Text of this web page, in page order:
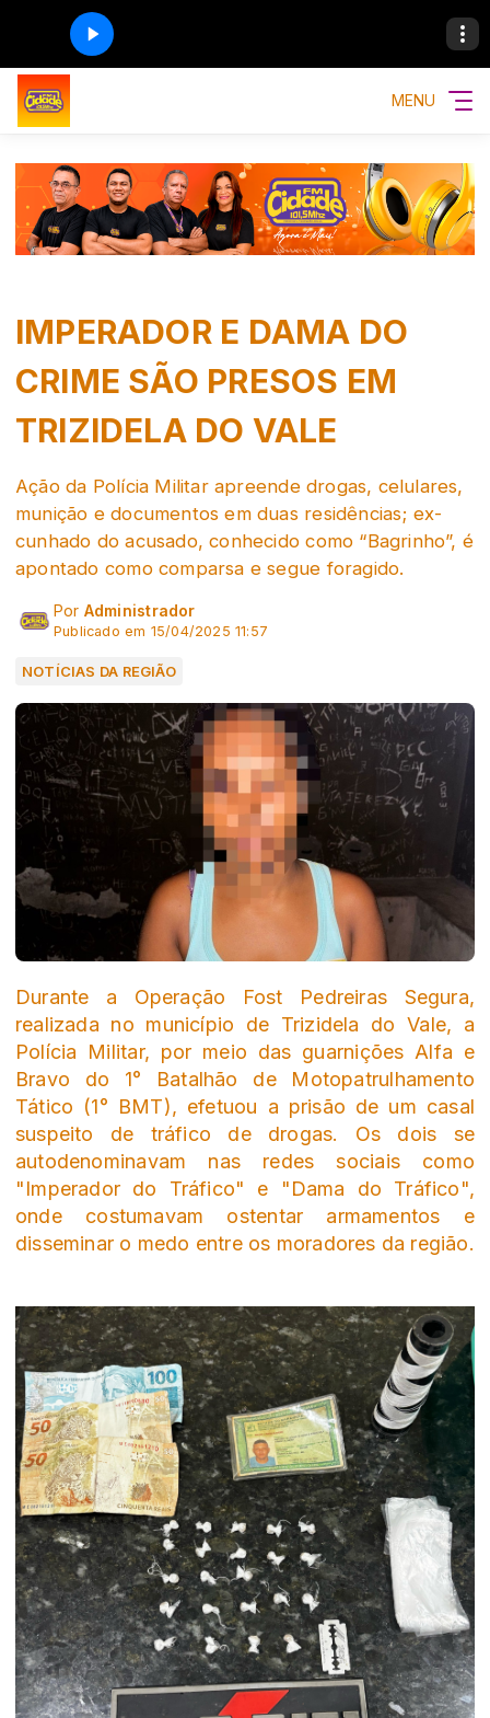
MENU
IMPERADOR E DAMA DO
CRIME SÃO PRESOS EM
TRIZIDELA DO VALE
Ação da Polícia Militar apreende drogas, celulares,
munição e documentos em duas residências; ex-
cunhado do acusado, conhecido como “Bagrinho”, é
apontado como comparsa e segue foragido.
Por Administrador
Publicado em 15/04/2025 11:57
NOTÍCIAS DA REGIÃO
Durante a Operação Fost Pedreiras Segura,
realizada no município de Trizidela do Vale, a
Polícia Militar, por meio das guarnições Alfa e
Bravo do 1° Batalhão de Motopatrulhamento
Tático (1° BMT), efetuou a prisão de um casal
suspeito de tráfico de drogas. Os dois se
autodenominavam nas redes sociais como
"Imperador do Tráfico" e "Dama do Tráfico",
onde costumavam ostentar armamentos e
disseminar o medo entre os moradores da região.